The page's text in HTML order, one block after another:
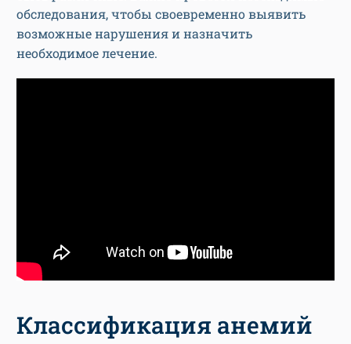
обследования, чтобы своевременно выявить
возможные нарушения и назначить
необходимое лечение.
Классификация анемий